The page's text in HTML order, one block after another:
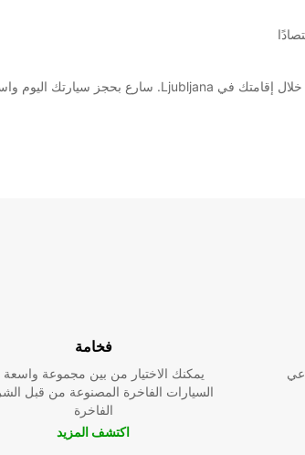
فخامة
يمكنك الاختيار من بين مجموعة
السيارات الفاخرة المصنوعة من قبل
الفاخرة
اكتشف المزيد